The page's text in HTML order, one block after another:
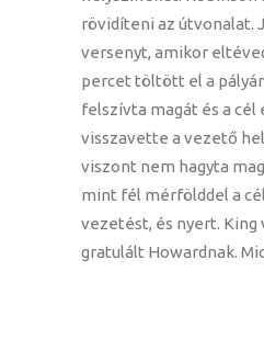
rövidíteni az útvonalat.
versenyt, amikor
percet töltött el a
felszívta magát és a
visszavette a vezető
viszont nem hagyta
mint fél mérfölddel a
vezetést, és nyert. King
gratulált Howardnak.